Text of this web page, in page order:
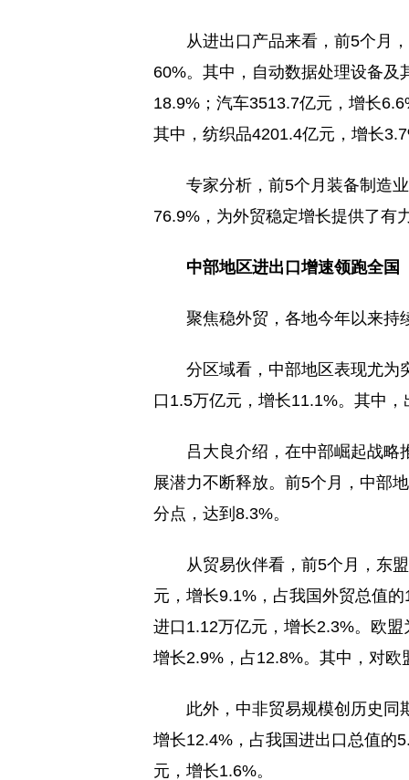
从进出口产品来看，前5个月
60%。其中，自动数据处理设备
18.9%；汽车3513.7亿元，增长
其中，纺织品4201.4亿元，增长
专家分析，前5个月装备制造
76.9%，为外贸稳定增长提供了有
中部地区进出口增速领跑全国
聚焦稳外贸，各地今年以来持
分区域看，中部地区表现尤为
口1.5万亿元，增长11.1%。其中
吕大良介绍，在中部崛起战
展潜力不断释放。前5个月，中部
分点，达到8.3%。
从贸易伙伴看，前5个月，东
元，增长9.1%，占我国外贸总值
进口1.12万亿元，增长2.3%。欧
增长2.9%，占12.8%。其中，对
此外，中非贸易规模创历史同
增长12.4%，占我国进出口总值的
元，增长1.6%。